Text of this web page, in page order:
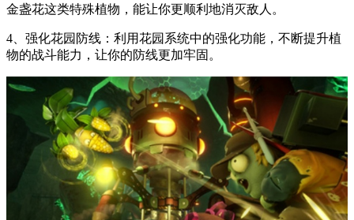
金盏花这类特殊植物，能让你更顺利地消灭敌人。
4、强化花园防线：利用花园系统中的强化功能，不断提升植
物的战斗能力，让你的防线更加牢固。